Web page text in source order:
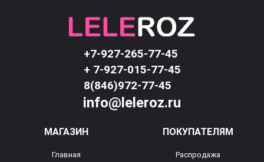
+7-927-265-77-45
+ 7-927-015-77-45
8(846)972-77-45
info@leleroz.ru
МАГАЗИН
Главная
ПОКУПАТЕЛЯМ
Распродажа